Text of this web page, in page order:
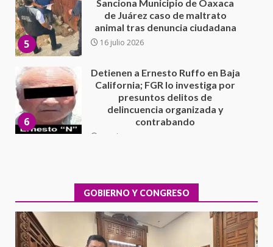
6
California; FGR lo investiga por
presuntos delitos de
delincuencia organizada y
contrabando
7
Sin paso carretera Oaxaca-
Cuacnopalan
26 junio 2026
1
integral de las instalaciones de la
Escuela Secundaria General
Moisés Sáenz Garza
5 agosto 2026
Ciudad Salud: justicia social para
GOBIERNO Y CONGRESO